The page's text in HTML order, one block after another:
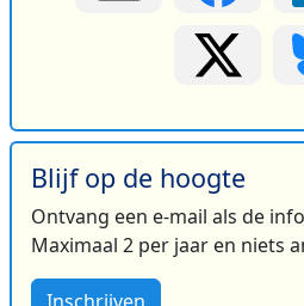
Blijf op de hoogte
Ontvang een e-mail als de
Maximaal 2 per jaar en niets